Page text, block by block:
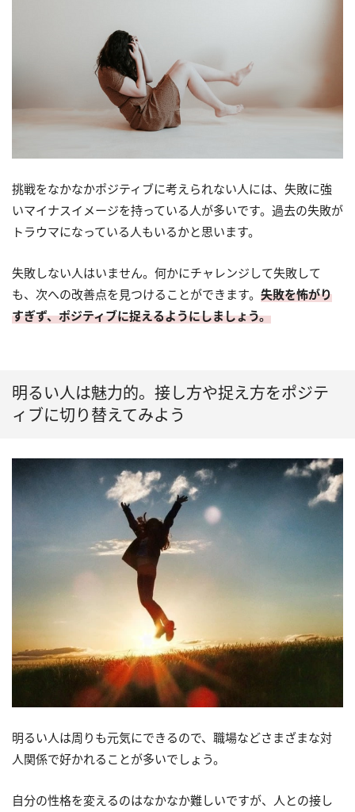
挑戦をなかなかポジティブに考えられない人には、失敗に強
いマイナスイメージを持っている人が多いです。過去の失敗が
トラウマになっている人もいるかと思います。
失敗しない人はいません。何かにチャレンジして失敗して
も、次への改善点を見つけることができます。 失敗を怖がり
すぎず、ポジティブに捉えるようにしましょう。
明るい人は魅力的。接し方や捉え方をポジテ
ィブに切り替えてみよう
明るい人は周りも元気にできるので、職場などさまざまな対
人関係で好かれることが多いでしょう。
自分の性格を変えるのはなかなか難しいですが、人との接し